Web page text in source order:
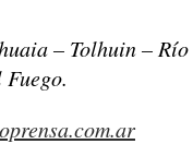
– Tolhuin – Río